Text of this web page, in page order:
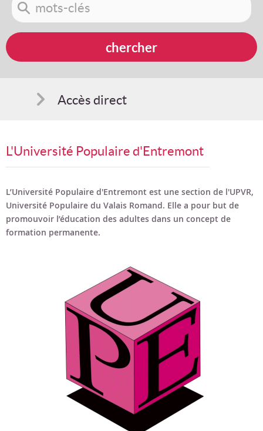
Accès direct
Suggestions
Bon cadeau
Programme en PDF
L'Université Populaire d'Entremont
L’Université Populaire d'Entremont est une section de l'UPVR,
Université Populaire du Valais Romand. Elle a pour but de
promouvoir l’éducation des adultes dans un concept de
formation permanente.